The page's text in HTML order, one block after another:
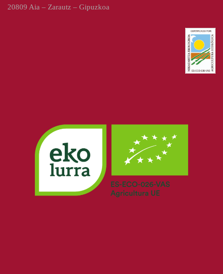
20809 Aia – Zarautz – Gipuzkoa